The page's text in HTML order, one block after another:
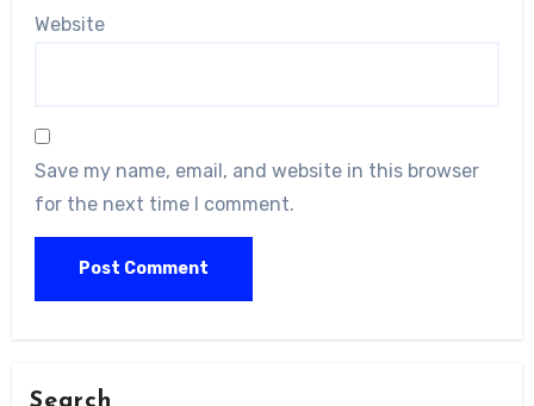
Website
Save my name, email, and website in this browser
for the next time I comment.